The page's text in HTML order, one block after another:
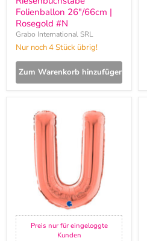
Folienballon 26"/66cm |
Rosegold #N
Grabo International SRL
Nur noch 4 Stück übrig!
Zum Warenkorb hinzufügen
Riesenbuchstabe
Folienballon
26"/66cm
Rosegold
Preis nur für eingeloggte
Kunden